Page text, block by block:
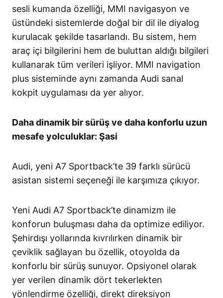
sesli kumanda özelliği, MMI navigasyon ve
üstündeki sistemlerde doğal bir dil ile diyalog
kurulacak şekilde tasarlandı. Bu sistem, hem
araç içi bilgilerini hem de buluttan aldığı bilgileri
kullanarak tüm verileri işliyor. MMI navigation
plus sisteminde aynı zamanda Audi sanal
kokpit uygulaması da yer alıyor.
Daha dinamik bir sürüş ve daha konforlu uzun
mesafe yolculuklar: Şasi
Audi, yeni A7 Sportback’te 39 farklı sürücü
asistan sistemi seçeneği ile karşımıza çıkıyor.
Yeni Audi A7 Sportback’te dinamizm ile
konforun buluşması daha da optimize ediliyor.
Şehirdışı yollarında kıvrılırken dinamik bir
çeviklik sağlayan bu özellik, otoyolda da
konforlu bir sürüş sunuyor. Opsiyonel olarak
yer verilen dinamik dört tekerlekten
yönlendirme özelliği, direkt direksiyon